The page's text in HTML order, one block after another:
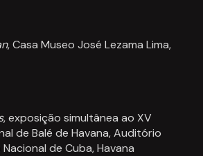
, Casa Museo José Lezama Lima,
, exposição simultânea ao XV
de Balé de Havana, Auditório
de Cuba, Havana